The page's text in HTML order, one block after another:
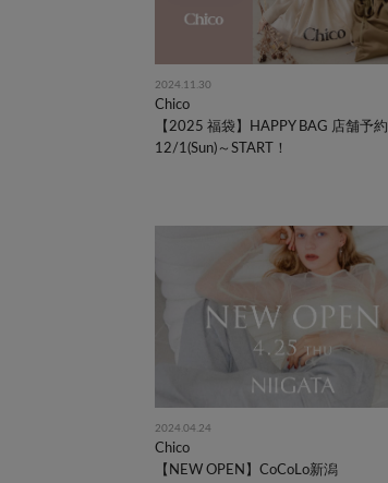
2024.11.30
Chico
【2025 福袋】HAPPY BAG 店舗予約
12/1(Sun)～START！
2024.04.24
Chico
【NEW OPEN】CoCoLo新潟